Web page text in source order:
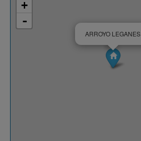
ARROYO LEGANES
+
-